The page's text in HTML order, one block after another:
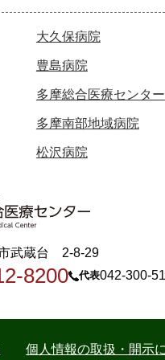
大久保病院
豊島病院
多摩総合医療センター
多摩南部地域病院
松沢病院
武蔵台 2-8-29
8200 代表042-300-
個人情報の取扱・開示